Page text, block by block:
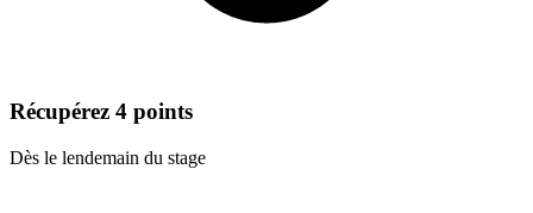
Récupérez 4 points
Dès le lendemain du stage